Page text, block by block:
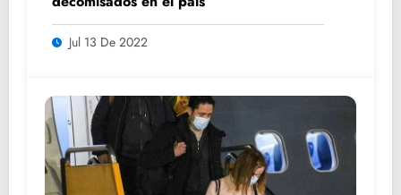
Jul 13 De 2022